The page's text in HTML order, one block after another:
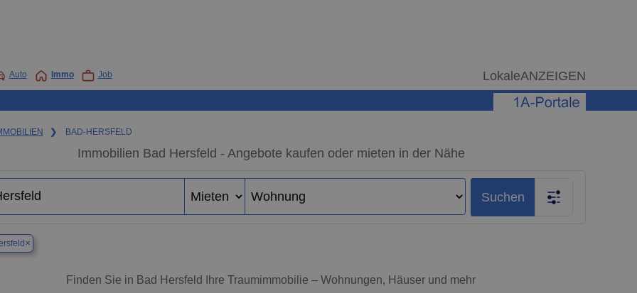
Auto Immo Job LokaleANZEIGEN
❯ BAD-HERSFELD
Immobilien Bad Hersfeld - Angebote kaufen oder mieten in der Nähe
Suchen
×
Finden Sie in Bad Hersfeld Ihre Traumimmobilie – Wohnungen, Häuser und mehr